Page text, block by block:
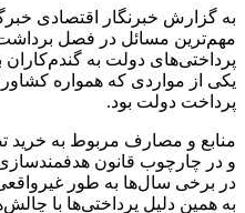
به گزارش خبرنگار اقتصادی
مهم‌ترین مسائل در فصل
پرداختی‌های دولت به
یکی از مواردی که همواره
پرداخت دولت بود.
و در چارچوب قانون هدفمندسازی
در برخی سال‌ها به طور
به همین دلیل پرداختی‌ها با